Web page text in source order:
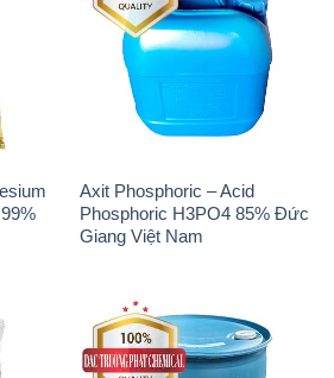
Axit Phosphoric – Acid
Phosphoric H3PO4 85% Đức
Giang Việt Nam